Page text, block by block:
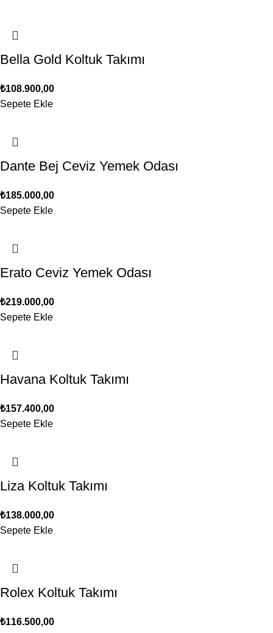
Bella Gold Koltuk Takımı
₺108.900,00
Sepete Ekle
Dante Bej Ceviz Yemek Odası
₺185.000,00
Sepete Ekle
Erato Ceviz Yemek Odası
₺219.000,00
Sepete Ekle
Havana Koltuk Takımı
₺157.400,00
Sepete Ekle
Liza Koltuk Takımı
₺138.000,00
Sepete Ekle
Rolex Koltuk Takımı
₺116.500,00